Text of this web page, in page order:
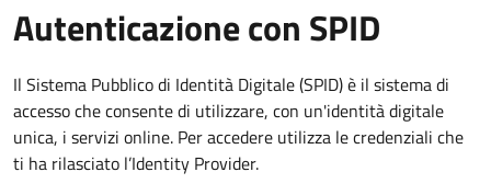
Autenticazione con SPID
Il Sistema Pubblico di Identità Digitale (SPID) è il sistema di
accesso che consente di utilizzare, con un'identità digitale
unica, i servizi online. Per accedere utilizza le credenziali che
ti ha rilasciato l’Identity Provider.